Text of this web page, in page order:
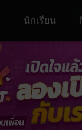
นักเรียน